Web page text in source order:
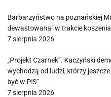
Barbarzyństwo na poznańskiej
dewastowana" w trakcie koszenia
7 sierpnia 2026
„Projekt Czarnek”. Kaczyński
wychodzą od ludzi, którzy
być w PiS”
7 sierpnia 2026